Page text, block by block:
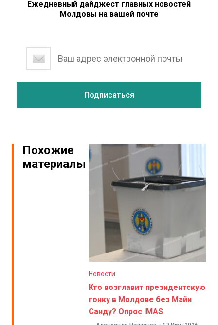
Ежедневный дайджест главных новостей
Молдовы на вашей почте
Похожие
материалы
Новости
Кто возглавит президентскую
гонку в Молдове без Майи
Санду? Опрос IMAS